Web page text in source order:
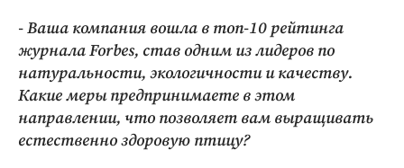
- Ваша компания вошла в топ-10 рейтинга
журнала Forbes, став одним из лидеров по
натуральности, экологичности и качеству.
Какие меры предпринимаете в этом
направлении, что позволяет вам выращивать
естественно здоровую птицу?